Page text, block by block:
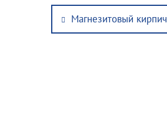
Post
navigation
Previous
post:
Магнезитовый кирпич